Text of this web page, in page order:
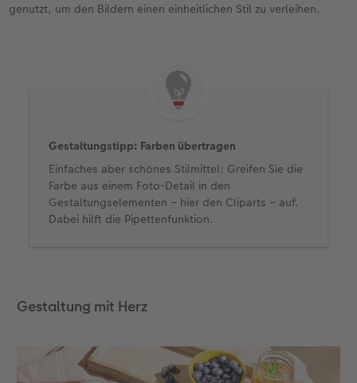
genutzt, um den Bildern einen einheitlichen Stil zu verleihen.
Gestaltungstipp: Farben übertragen
Einfaches aber schönes Stilmittel: Greifen Sie die
Farbe aus einem Foto-Detail in den
Gestaltungselementen – hier den Cliparts – auf.
Dabei hilft die Pipettenfunktion.
Gestaltung mit Herz